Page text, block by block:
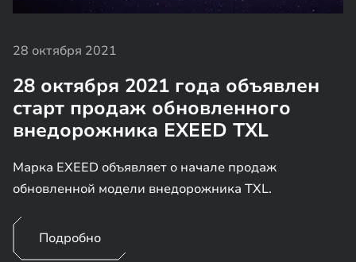
28 октября 2021
28 октября 2021 года объявлен
старт продаж обновленного
внедорожника EXEED TXL
Марка EXEED объявляет о начале продаж
обновленной модели внедорожника TXL.
Подробно